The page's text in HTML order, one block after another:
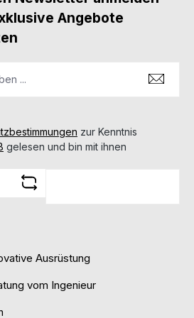
Angebote
zur Kenntnis
gelesen und bin mit ihnen
Ausrüstung
vom Ingenieur